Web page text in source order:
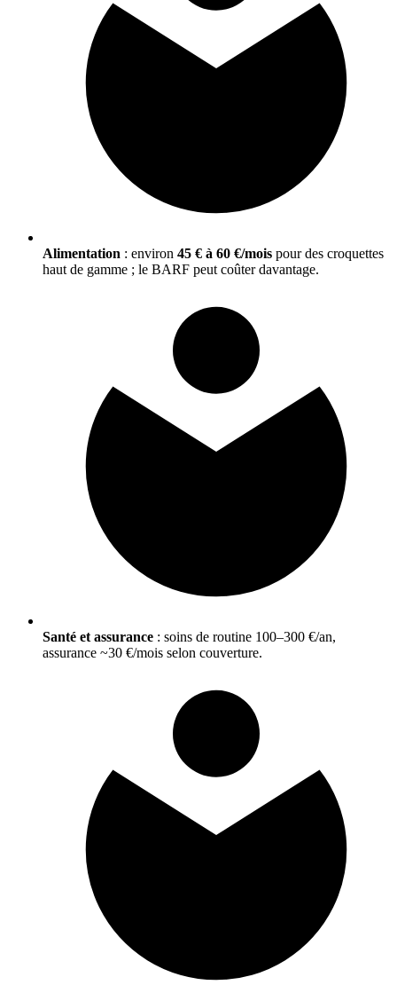
Alimentation : environ 45 € à 60 €/mois pour des croquettes
haut de gamme ; le BARF peut coûter davantage.
Santé et assurance : soins de routine 100–300 €/an,
assurance ~30 €/mois selon couverture.